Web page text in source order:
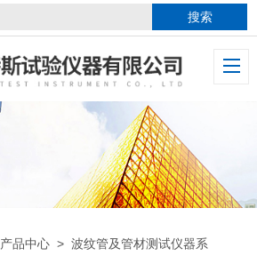
产品中心 >波纹管及管材测试仪器系